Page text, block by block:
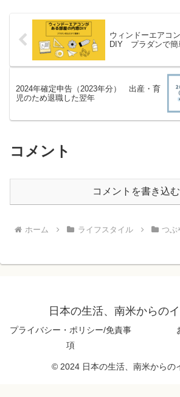
ウィンドーエアコ
DIY プラダンで
2024年確定申告（2023年分） 出産・育
児のため退職した翌年
コメント
コメントを書き込む
ホーム ライフスタイル つぶ
日本の生活、南米からの
プライバシー・ポリシー/免責事
項
© 2024 日本の生活、南米からの